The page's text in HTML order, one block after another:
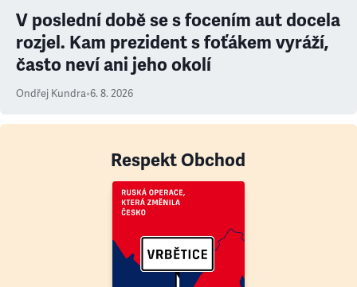
V poslední době se s focením aut docela
rozjel. Kam prezident s foťákem vyráží,
často neví ani jeho okolí
Ondřej Kundra•6. 8. 2026
Respekt Obchod